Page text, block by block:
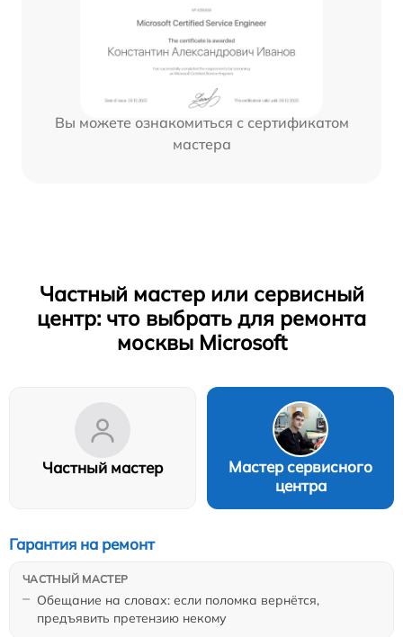
Вы можете ознакомиться с сертификатом
мастера
Частный мастер или сервисный
центр: что выбрать для ремонта
москвы Microsoft
Частный мастер
Мастер сервисного
центра
Обещание на словах: если поломка вернётся,
предъявить претензию некому
Гарантия на ремонт